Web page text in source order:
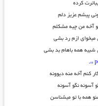
کرده
پیشم عزیز دلم
آخه من چیه مشکلم
میخوای ازم رد بشی
شبیه همه باهام بد بشی
کنم آخه منه دیوونه
آسونه نگو آسونه
همه با تو میشناسن